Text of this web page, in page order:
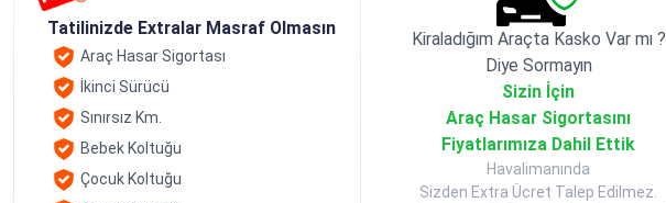
Tatilinizde Extralar Masraf Olmasın
Araç Hasar Sigortası
İkinci Sürücü
Sınırsız Km.
Bebek Koltuğu
Çocuk Koltuğu
Kiraladığım Araçta Kasko Var mı ?
Diye Sormayın
Sizin İçin
Araç Hasar Sigortasını
Fiyatlarımıza Dahil Ettik
Havalimanında
Sizden Extra Ücret Talep Edilmez.